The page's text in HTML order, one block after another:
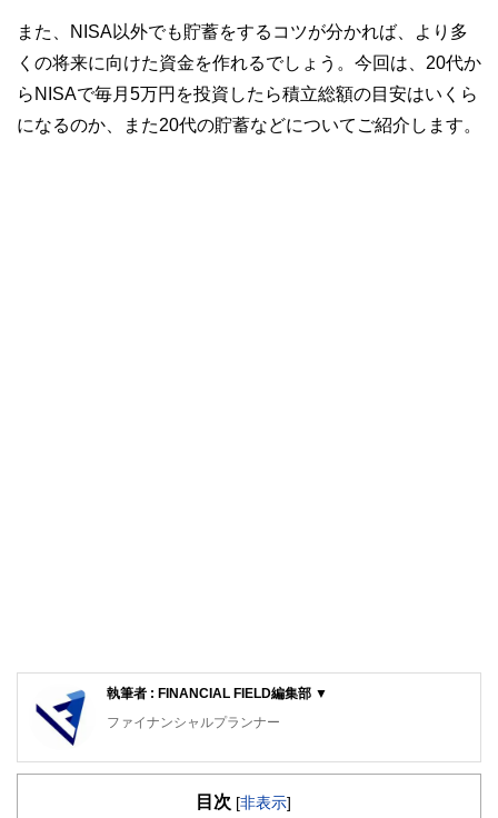
また、NISA以外でも貯蓄をするコツが分かれば、より多
くの将来に向けた資金を作れるでしょう。今回は、20代か
らNISAで毎月5万円を投資したら積立総額の目安はいくら
になるのか、また20代の貯蓄などについてご紹介します。
執筆者 : FINANCIAL FIELD編集部 ▼
ファイナンシャルプランナー
FinancialField編集部は、金融、経済に関する記事を、日々
知識がない方でも理解できるようわかりやすく発信していま
目次 [非表示]